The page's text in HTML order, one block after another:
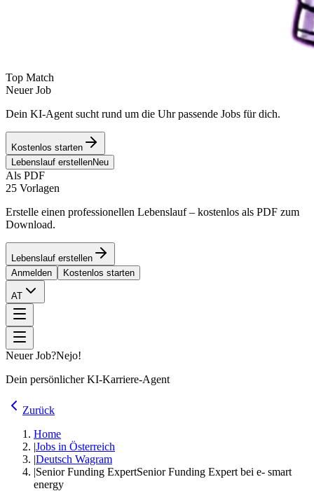
Top Match
Neuer Job
Dein KI-Agent sucht rund um die Uhr passende Jobs für dich.
Kostenlos starten
Lebenslauf erstellenNeu
Als PDF
25 Vorlagen
Erstelle einen professionellen Lebenslauf – kostenlos als PDF zum
Download.
Lebenslauf erstellen
Anmelden
Kostenlos starten
AT
Neuer Job?Nejo!
Dein persönlicher KI-Karriere-Agent
Zurück
Home
|Jobs in Österreich
|Deutsch Wagram
|Senior Funding ExpertSenior Funding Expert bei e- smart
energy